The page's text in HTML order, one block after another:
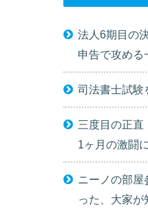
法人6期目の
申告で攻める
司法書士試験
三度目の正直
1ヶ月の激闘
ニーノの部屋
った、大家が